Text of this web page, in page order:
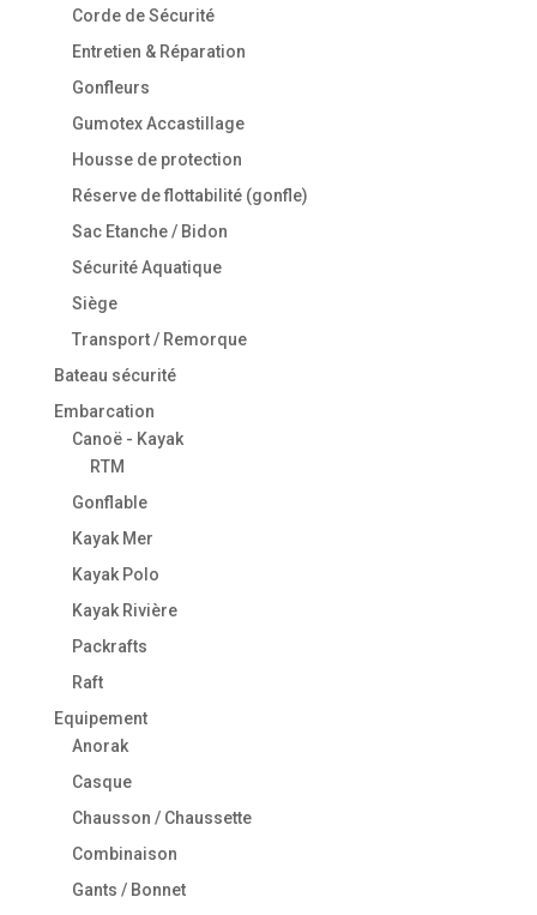
Corde de Sécurité
Entretien & Réparation
Gonfleurs
Gumotex Accastillage
Housse de protection
Réserve de flottabilité (gonfle)
Sac Etanche / Bidon
Sécurité Aquatique
Siège
Transport / Remorque
Bateau sécurité
Embarcation
Canoë - Kayak
RTM
Gonflable
Kayak Mer
Kayak Polo
Kayak Rivière
Packrafts
Raft
Equipement
Anorak
Casque
Chausson / Chaussette
Combinaison
Gants / Bonnet